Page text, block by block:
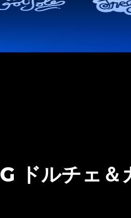
ドルチェ＆